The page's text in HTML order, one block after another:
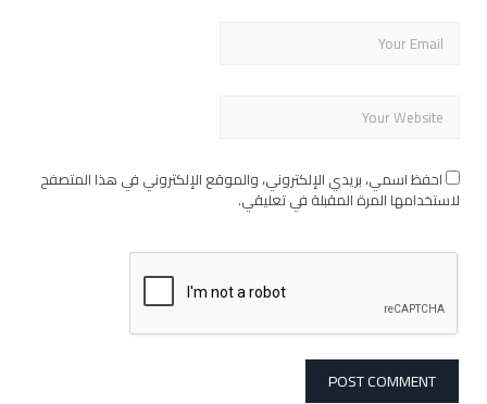
احفظ اسمي، بريدي الإلكتروني، والموقع الإلكتروني في هذا المتصفح
لاستخدامها المرة المقبلة في تعليقي.